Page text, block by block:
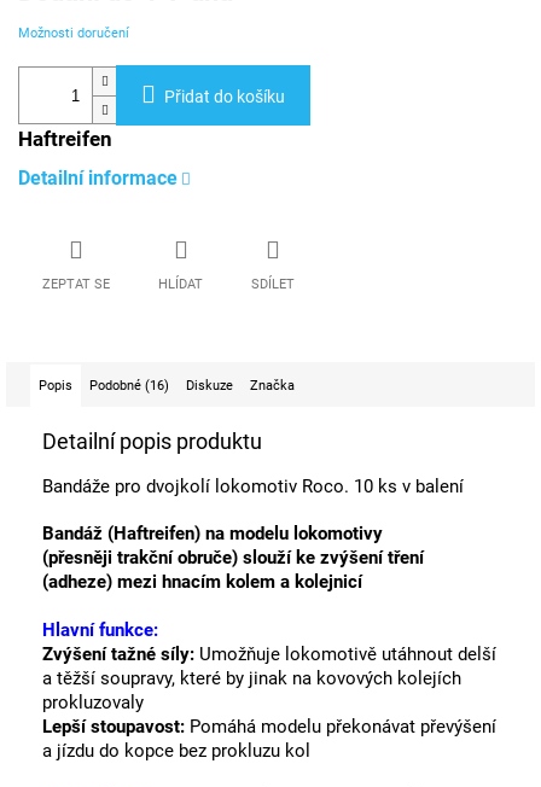
Možnosti doručení
Přidat do košíku
Haftreifen
Detailní informace
ZEPTAT SE HLÍDAT SDÍLET
Popis Podobné (16) Diskuze Značka
Detailní popis produktu
Bandáže pro dvojkolí lokomotiv Roco. 10 ks v balení
Bandáž (Haftreifen) na modelu lokomotivy
(přesněji trakční obruče) slouží ke zvýšení tření
(adheze) mezi hnacím kolem a kolejnicí
Hlavní funkce:
Zvýšení tažné síly: Umožňuje lokomotivě utáhnout delší
a těžší soupravy, které by jinak na kovových kolejích
prokluzovaly
Lepší stoupavost: Pomáhá modelu překonávat převýšení
a jízdu do kopce bez prokluzu kol